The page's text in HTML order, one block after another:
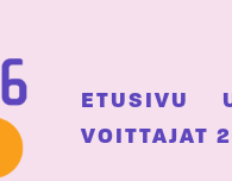
ETUSIVU
VOITTAJAT